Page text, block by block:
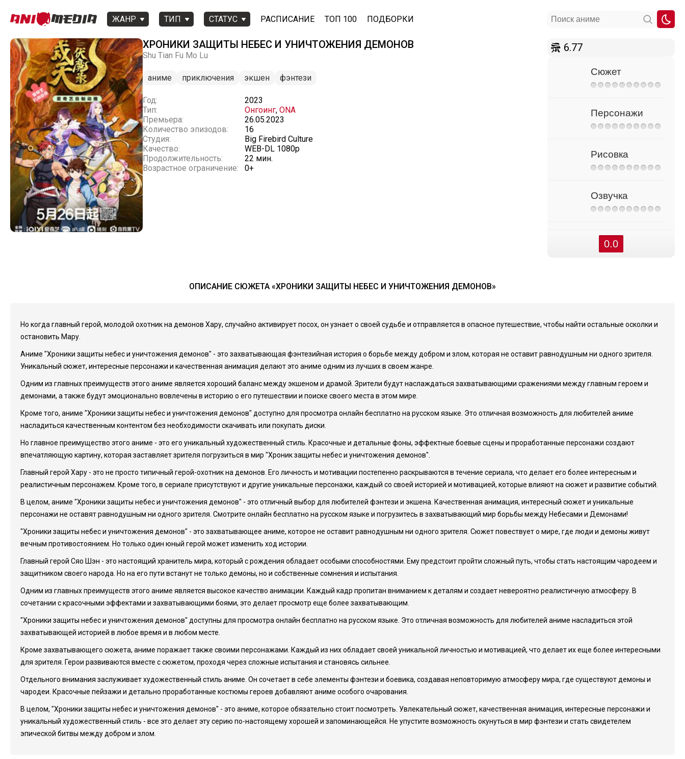
ЖАНР ТИП СТАТУС РАСПИСАНИЕ ТОП 100 ПОДБОРКИ
ХРОНИКИ ЗАЩИТЫ НЕБЕС И УНИЧТОЖЕНИЯ ДЕМОНОВ
Shu Tian Fu Mo Lu
аниме приключения экшен фэнтези
Год:
2023
Тип:
Онгоинг, ONA
Премьера:
26.05.2023
Количество эпизодов:
16
Студия:
Big Firebird Culture
Качество:
WEB-DL 1080p
Продолжительность:
22 мин.
Возрастное ограничение:
0+
6.77
Сюжет
Персонажи
Рисовка
Озвучка
0.0
ОПИСАНИЕ СЮЖЕТА «ХРОНИКИ ЗАЩИТЫ НЕБЕС И УНИЧТОЖЕНИЯ ДЕМОНОВ»
Но когда главный герой, молодой охотник на демонов Хару, случайно активирует посох, он узнает о своей судьбе и отправляется в опасное путешествие, чтобы найти остальные осколки и
остановить Мару.
Аниме "Хроники защиты небес и уничтожения демонов" - это захватывающая фэнтезийная история о борьбе между добром и злом, которая не оставит равнодушным ни одного зрителя.
Уникальный сюжет, интересные персонажи и качественная анимация делают это аниме одним из лучших в своем жанре.
Одним из главных преимуществ этого аниме является хороший баланс между экшеном и драмой. Зрители будут наслаждаться захватывающими сражениями между главным героем и
демонами, а также будут эмоционально вовлечены в историю о его путешествии и поиске своего места в этом мире.
Кроме того, аниме "Хроники защиты небес и уничтожения демонов" доступно для просмотра онлайн бесплатно на русском языке. Это отличная возможность для любителей аниме
насладиться качественным контентом без необходимости скачивать или покупать диски.
Но главное преимущество этого аниме - это его уникальный художественный стиль. Красочные и детальные фоны, эффектные боевые сцены и проработанные персонажи создают
впечатляющую картину, которая заставляет зрителя погрузиться в мир "Хроник защиты небес и уничтожения демонов".
Главный герой Хару - это не просто типичный герой-охотник на демонов. Его личность и мотивации постепенно раскрываются в течение сериала, что делает его более интересным и
реалистичным персонажем. Кроме того, в сериале присутствуют и другие уникальные персонажи, каждый со своей историей и мотивацией, которые влияют на сюжет и развитие событий.
В целом, аниме "Хроники защиты небес и уничтожения демонов" - это отличный выбор для любителей фэнтези и экшена. Качественная анимация, интересный сюжет и уникальные
персонажи не оставят равнодушным ни одного зрителя. Смотрите онлайн бесплатно на русском языке и погрузитесь в захватывающий мир борьбы между Небесами и Демонами!
"Хроники защиты небес и уничтожения демонов" - это захватывающее аниме, которое не оставит равнодушным ни одного зрителя. Сюжет повествует о мире, где люди и демоны живут
вечным противостоянием. Но только один юный герой может изменить ход истории.
Главный герой Сяо Шэн - это настоящий хранитель мира, который с рождения обладает особыми способностями. Ему предстоит пройти сложный путь, чтобы стать настоящим чародеем и
защитником своего народа. Но на его пути встанут не только демоны, но и собственные сомнения и испытания.
Одним из главных преимуществ этого аниме является высокое качество анимации. Каждый кадр пропитан вниманием к деталям и создает невероятно реалистичную атмосферу. В
сочетании с красочными эффектами и захватывающими боями, это делает просмотр еще более захватывающим.
"Хроники защиты небес и уничтожения демонов" доступны для просмотра онлайн бесплатно на русском языке. Это отличная возможность для любителей аниме насладиться этой
захватывающей историей в любое время и в любом месте.
Кроме захватывающего сюжета, аниме поражает также своими персонажами. Каждый из них обладает своей уникальной личностью и мотивацией, что делает их еще более интересными
для зрителя. Герои развиваются вместе с сюжетом, проходя через сложные испытания и становясь сильнее.
Отдельного внимания заслуживает художественный стиль аниме. Он сочетает в себе элементы фэнтези и боевика, создавая неповторимую атмосферу мира, где существуют демоны и
чародеи. Красочные пейзажи и детально проработанные костюмы героев добавляют аниме особого очарования.
В целом, "Хроники защиты небес и уничтожения демонов" - это аниме, которое обязательно стоит посмотреть. Увлекательный сюжет, качественная анимация, интересные персонажи и
уникальный художественный стиль - все это делает эту серию по-настоящему хорошей и запоминающейся. Не упустите возможность окунуться в мир фэнтези и стать свидетелем
эпической битвы между добром и злом.